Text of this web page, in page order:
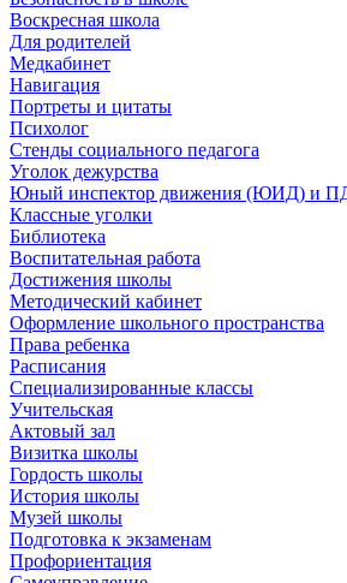
Воскресная школа
Для родителей
Медкабинет
Навигация
Портреты и цитаты
Психолог
Стенды социального педагога
Уголок дежурства
Юный инспектор движения (ЮИД) и
Классные уголки
Библиотека
Воспитательная работа
Достижения школы
Методический кабинет
Оформление школьного пространства
Права ребенка
Расписания
Специализированные классы
Учительская
Актовый зал
Визитка школы
Гордость школы
История школы
Музей школы
Подготовка к экзаменам
Профориентация